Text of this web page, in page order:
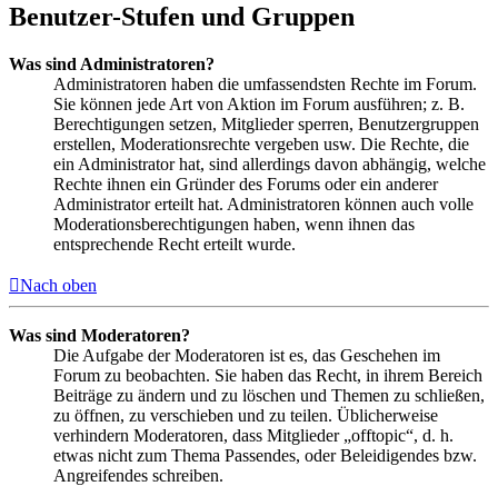
Benutzer-Stufen und Gruppen
Was sind Administratoren?
Administratoren haben die umfassendsten Rechte im Forum.
Sie können jede Art von Aktion im Forum ausführen; z. B.
Berechtigungen setzen, Mitglieder sperren, Benutzergruppen
erstellen, Moderationsrechte vergeben usw. Die Rechte, die
ein Administrator hat, sind allerdings davon abhängig, welche
Rechte ihnen ein Gründer des Forums oder ein anderer
Administrator erteilt hat. Administratoren können auch volle
Moderationsberechtigungen haben, wenn ihnen das
entsprechende Recht erteilt wurde.
Nach oben
Was sind Moderatoren?
Die Aufgabe der Moderatoren ist es, das Geschehen im
Forum zu beobachten. Sie haben das Recht, in ihrem Bereich
Beiträge zu ändern und zu löschen und Themen zu schließen,
zu öffnen, zu verschieben und zu teilen. Üblicherweise
verhindern Moderatoren, dass Mitglieder „offtopic“, d. h.
etwas nicht zum Thema Passendes, oder Beleidigendes bzw.
Angreifendes schreiben.